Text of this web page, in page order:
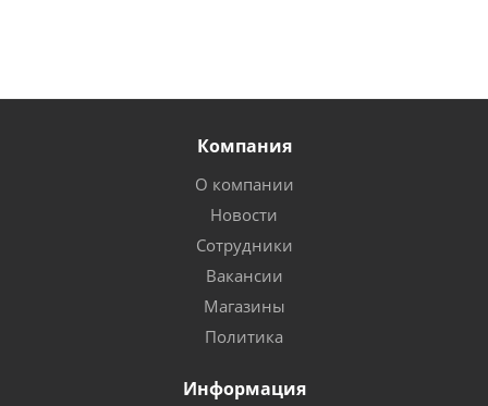
Компания
О компании
Новости
Сотрудники
Вакансии
Магазины
Политика
Информация